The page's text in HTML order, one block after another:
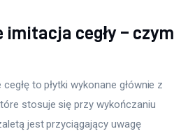
imitacja cegły – czym
to płytki wykonane głównie z
stosuje się przy wykończaniu
jest przyciągający uwagę